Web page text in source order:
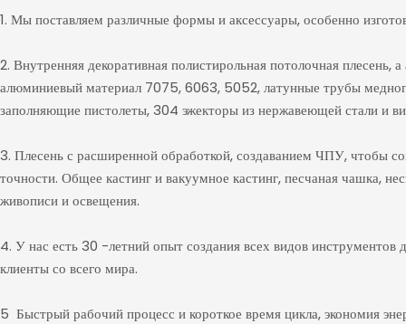
1. Мы поставляем различные формы и аксессуары, особенно
2. Внутренняя декоративная полистирольная потолочная плесень,
алюминиевый материал 7075, 6063, 5052, латунные трубы
заполняющие пистолеты, 304 эжекторы из нержавеющей стали и
3. Плесень с расширенной обработкой, создаванием ЧПУ, чтобы
точности. Общее кастинг и вакуумное кастинг, песчаная чашка,
живописи и освещения.
4. У нас есть 30 -летний опыт создания всех видов инструментов
клиенты со всего мира.
5 Быстрый рабочий процесс и короткое время цикла, экономия